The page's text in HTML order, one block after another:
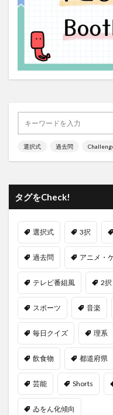
選択式 過去問
タグをCheck!
選択式 3択
過去問 アニメ・
テレビ番組風 2択
スポーツ 音楽
毎日クイズ 理系
飲食物 都道府県
芸能 Shorts
ゐをん化傾向